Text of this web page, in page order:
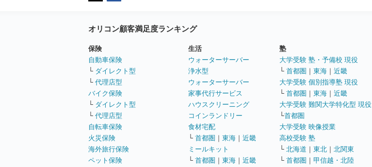
オリコン顧客満足度ランキング
保険
自動車保険
└ ダイレクト型
└ 代理店型
バイク保険
└ ダイレクト型
└ 代理店型
自転車保険
火災保険
海外旅行保険
ペット保険
生活
ウォーターサーバー
浄水型
ウォーターサーバー
家事代行サービス
ハウスクリーニング
コインランドリー
食材宅配
└ 首都圏 ｜ 東海 ｜ 近畿
ミールキット
└ 首都圏 ｜ 東海 ｜ 近畿
塾
大学受験 塾・予備校 現役
└ 首都圏 ｜ 東海 ｜ 近畿
大学受験 個別指導塾 現役
└ 首都圏 ｜ 東海 ｜ 近畿
大学受験 難関大学特化型 現役
└首都圏
大学受験 映像授業
高校受験 塾
└ 北海道 ｜ 東北 ｜ 北関東
└ 首都圏 ｜ 甲信越・北陸